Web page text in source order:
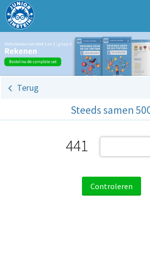
Terug
Steeds samen
441